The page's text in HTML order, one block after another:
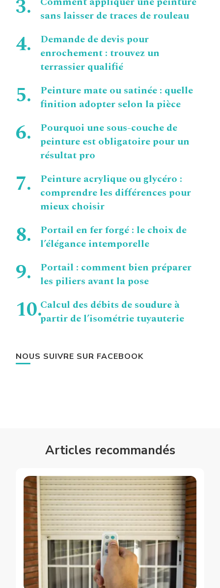
sans laisser de traces de rouleau
Demande de devis pour
enrochement : trouvez un
terrassier qualifié
Peinture mate ou satinée : quelle
finition adopter selon la pièce
Pourquoi une sous-couche de
peinture est obligatoire pour un
résultat pro
Peinture acrylique ou glycéro :
comprendre les différences pour
mieux choisir
Portail en fer forgé : le choix de
l’élégance intemporelle
Portail : comment bien préparer
les piliers avant la pose
Calcul des débits de soudure à
partir de l’isométrie tuyauterie
NOUS SUIVRE SUR FACEBOOK
Articles recommandés